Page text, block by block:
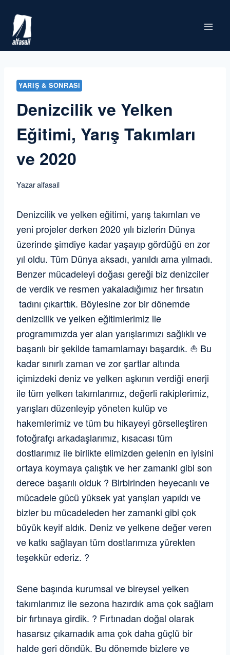
content
YARIŞ & SONRASI
Denizcilik ve Yelken
Eğitimi, Yarış Takımları
ve 2020
Yazaralfasail
Denizcilik ve yelken eğitimi, yarış takımları ve
yeni projeler derken 2020 yılı bizlerin Dünya
üzerinde şimdiye kadar yaşayıp gördüğü en zor
yıl oldu. Tüm Dünya aksadı, yanıldı ama yılmadı.
Benzer mücadeleyi doğası gereği biz denizciler
de verdik ve resmen yakaladığımız her fırsatın
tadını çıkarttık. Böylesine zor bir dönemde
denizcilik ve yelken eğitimlerimiz ile
programımızda yer alan yarışlarımızı sağlıklı ve
başarılı bir şekilde tamamlamayı başardık. ⛵️ Bu
kadar sınırlı zaman ve zor şartlar altında
içimizdeki deniz ve yelken aşkının verdiği enerji
ile tüm yelken takımlarımız, değerli rakiplerimiz,
yarışları düzenleyip yöneten kulüp ve
hakemlerimiz ve tüm bu hikayeyi görselleştiren
fotoğrafçı arkadaşlarımız, kısacası tüm
dostlarımız ile birlikte elimizden gelenin en iyisini
ortaya koymaya çalıştık ve her zamanki gibi son
derece başarılı olduk ? Birbirinden heyecanlı ve
mücadele gücü yüksek yat yarışları yapıldı ve
bizler bu mücadeleden her zamanki gibi çok
büyük keyif aldık. Deniz ve yelkene değer veren
ve katkı sağlayan tüm dostlarımıza yürekten
teşekkür ederiz. ?
Sene başında kurumsal ve bireysel yelken
takımlarımız ile sezona hazırdık ama çok sağlam
bir fırtınaya girdik. ? Fırtınadan doğal olarak
hasarsız çıkamadık ama çok daha güçlü bir
halde geri döndük. Bu dönemde bizlere ve